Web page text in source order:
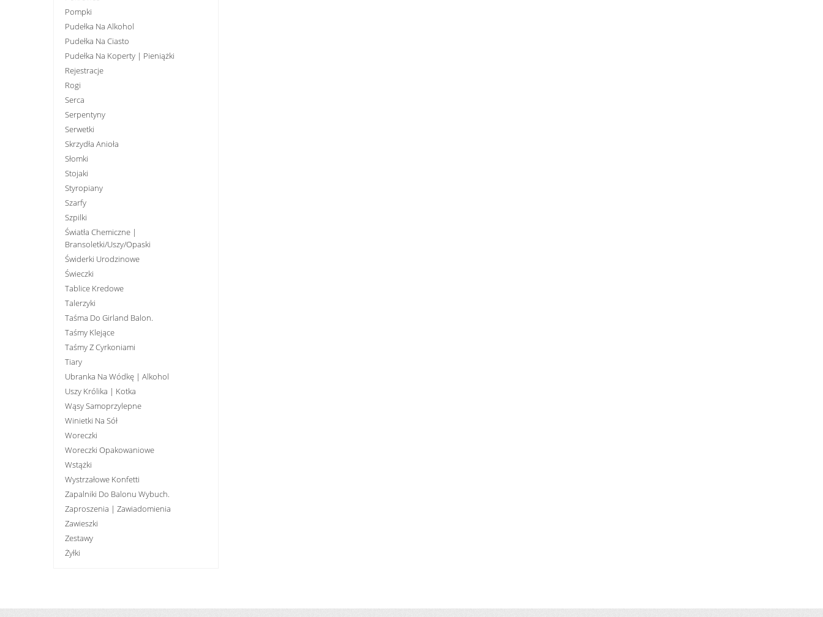
Pompki
Pudełka Na Alkohol
Pudełka Na Ciasto
Pudełka Na Koperty | Pieniążki
Rejestracje
Rogi
Serca
Serpentyny
Serwetki
Skrzydła Anioła
Słomki
Stojaki
Styropiany
Szarfy
Szpilki
Światła Chemiczne |
Bransoletki/uszy/opaski
Świderki Urodzinowe
Świeczki
Tablice Kredowe
Talerzyki
Taśma Do Girland Balon.
Taśmy Klejące
Taśmy Z Cyrkoniami
Tiary
Ubranka Na Wódkę | Alkohol
Uszy Królika | Kotka
Wąsy Samoprzylepne
Winietki Na Sół
Woreczki
Woreczki Opakowaniowe
Wstążki
Wystrzałowe Konfetti
Zapalniki Do Balonu Wybuch.
Zaproszenia | Zawiadomienia
Zawieszki
Zestawy
Żyłki